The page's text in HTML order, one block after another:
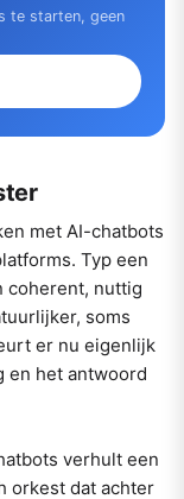
te starten, geen
met AI-chatbots
Typ een
coherent, nuttig
soms
er nu eigenlijk
en het antwoord
verhult een
orkest dat achter